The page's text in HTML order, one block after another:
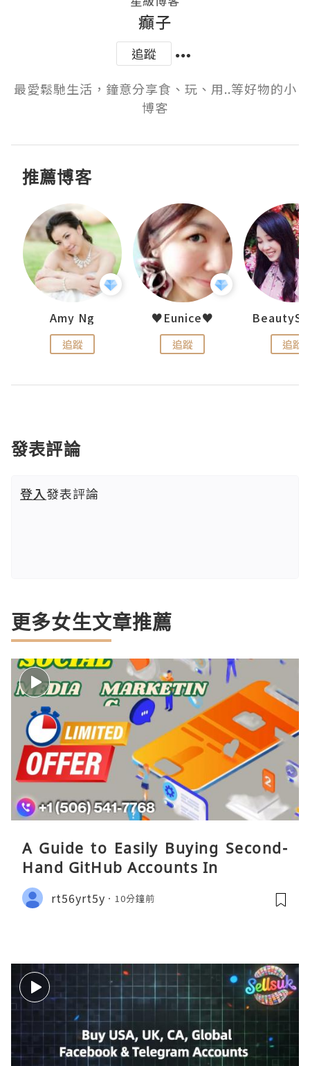
癲子
追蹤
最愛鬆馳生活，鐘意分享食、玩、用..等好物的小
博客
推薦博客
Amy Ng
追蹤
♥Eunice♥
追蹤 追蹤
發表評論
登入發表評論
更多女生文章推薦
A Guide to Easily Buying Second-
Hand GitHub Accounts In
rt56yrt5y 10分鐘前